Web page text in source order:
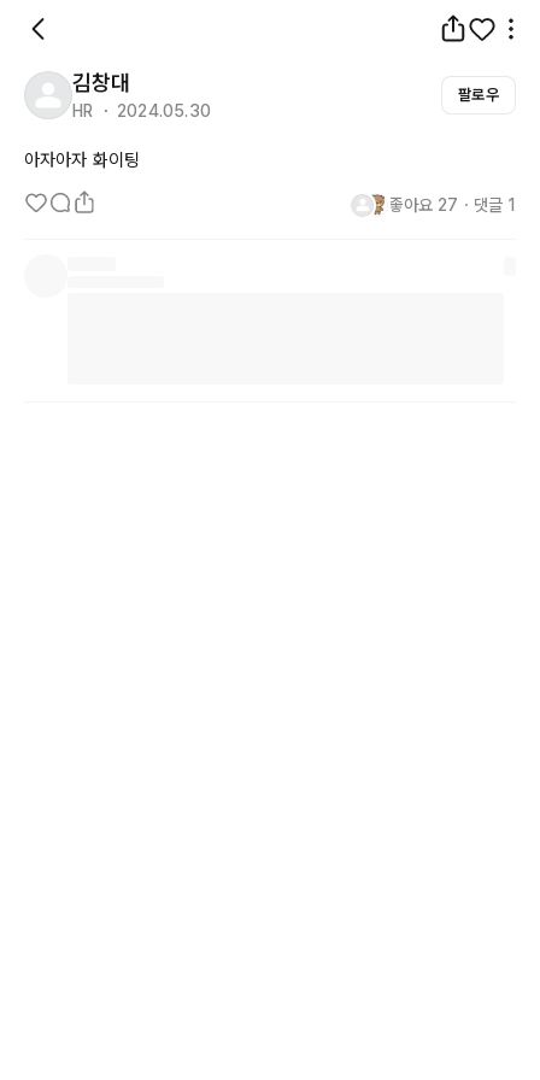
김창대
HR ・ 2024.05.30
팔로우
아자아자 화이팅
좋아요 27 ・ 댓글 1